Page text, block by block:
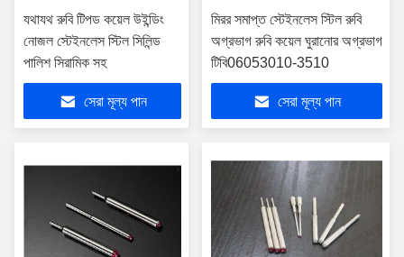
যথাযথ রুবি টিপড কয়েল উইন্ডিং
নোজল স্টেইনলেস স্টিল সিলিন্ড
পালিশ সিরামিক সহ
সেরা মূল্য পান
মিরর সমাপ্ত স্টেইনলেস স্টিল রুবি
অগ্রভাগ রুবি কয়েল ঘুরানোর অগ্রভাগ
টিবি06053010-3510
সেরা মূল্য পান